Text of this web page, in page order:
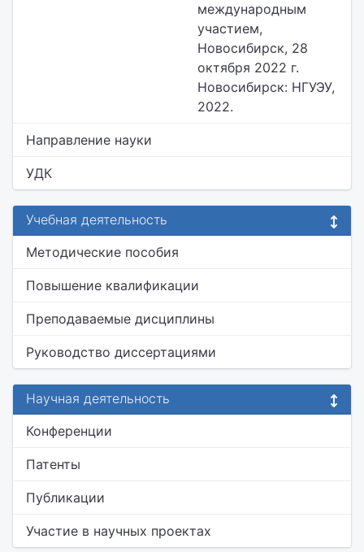
международным
участием,
Новосибирск, 28
октября 2022 г.
Новосибирск: НГУЭУ,
2022.
Направление науки
УДК
Учебная деятельность
Методические пособия
Повышение квалификации
Преподаваемые дисциплины
Руководство диссертациями
Научная деятельность
Конференции
Патенты
Публикации
Участие в научных проектах